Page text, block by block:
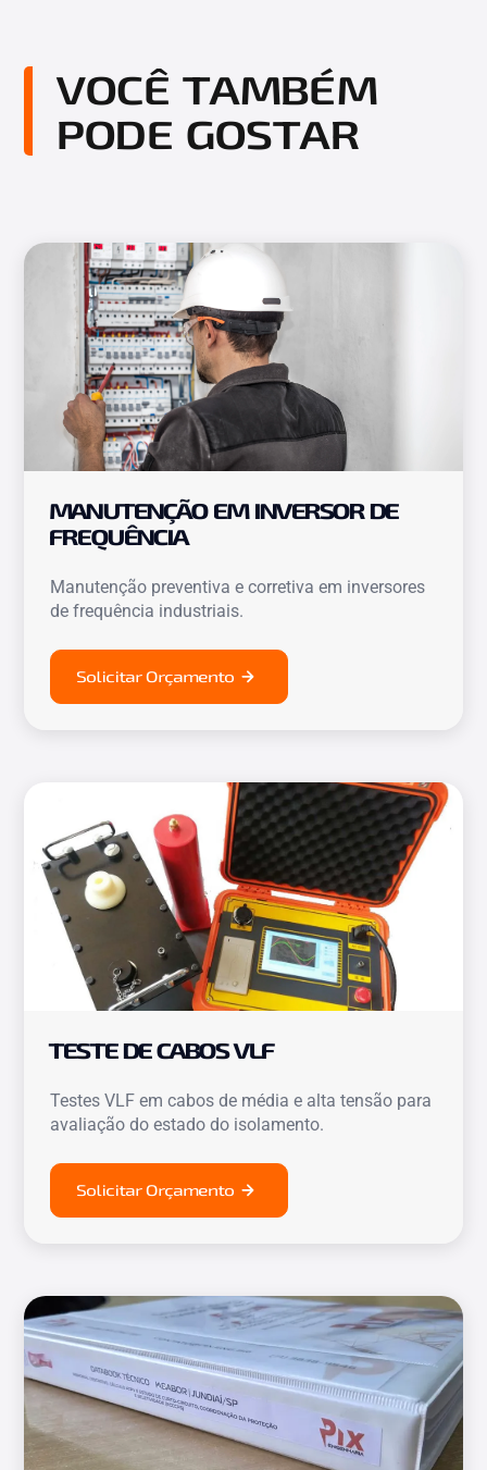
VOCÊ TAMBÉM
PODE GOSTAR
MANUTENÇÃO EM INVERSOR DE
FREQUÊNCIA
Manutenção preventiva e corretiva em inversores
de frequência industriais.
Solicitar Orçamento
TESTE DE CABOS VLF
Testes VLF em cabos de média e alta tensão para
avaliação do estado do isolamento.
Solicitar Orçamento